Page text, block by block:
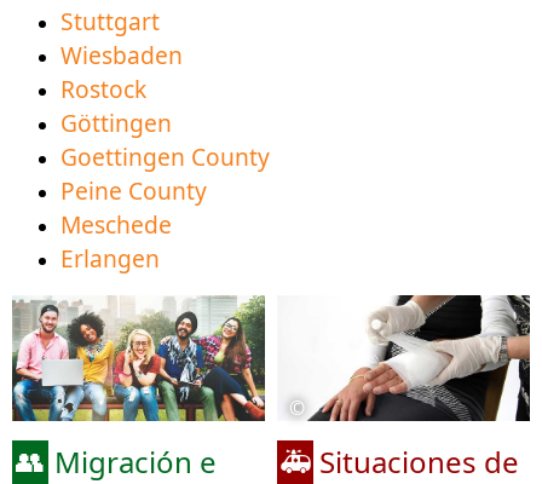
Stuttgart
Wiesbaden
Rostock
Göttingen
Goettingen County
Peine County
Meschede
Erlangen
👥 Migración e
©
🚑 Situaciones de